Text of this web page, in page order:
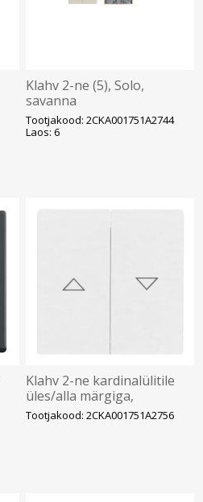
Klahv 2-ne (5), Solo,
savanna
Tootjakood: 2CKA001751A2744
Laos: 6
Klahv 2-ne kardinalülitile
üles/alla märgiga,
Impressivo, valge
Tootjakood: 2CKA001751A2756